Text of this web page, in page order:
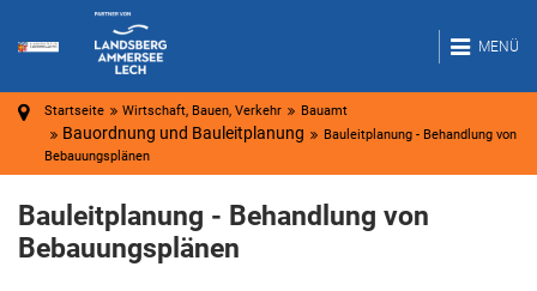
MENÜ
Startseite Wirtschaft, Bauen, Verkehr Bauamt
Bauordnung und Bauleitplanung
Bauleitplanung - Behandlung von
Bebauungsplänen
Bauleitplanung - Behandlung von
Bebauungsplänen